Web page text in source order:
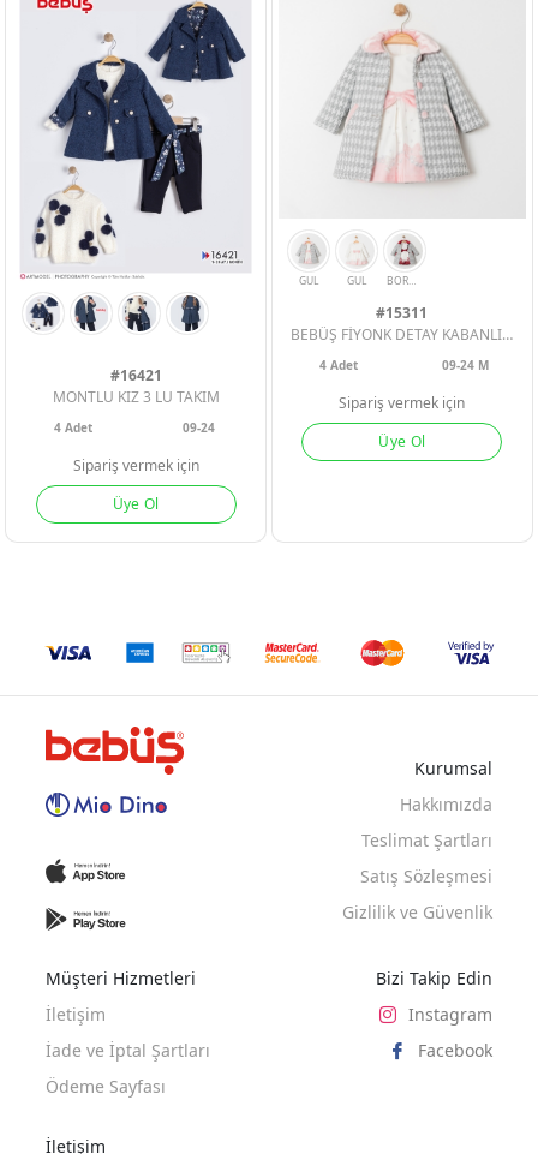
#16421
MONTLU KIZ 3 LU TAKIM
4 Adet 09-24
Sipariş vermek için
Üye Ol
GUL GUL BORDO
#15311
BEBÜŞ FİYONK DETAY KABANLI KIZ BEBE 2Lİ TAKIM
4Adet 09-24 M
Sipariş vermek için
Üye Ol
Kurumsal
Hakkımızda
Teslimat Şartları
Satış Sözleşmesi
Gizlilik ve Güvenlik
Müşteri Hizmetleri
İletişim
İade ve İptal Şartları
Ödeme Sayfası
Bizi Takip Edin
Instagram
Facebook
İletişim